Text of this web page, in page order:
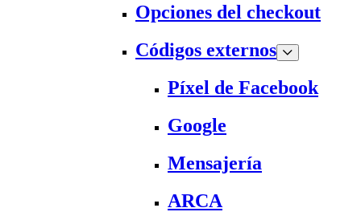
Opciones del checkout
Códigos externos
Píxel de Facebook
Google
Mensajería
ARCA